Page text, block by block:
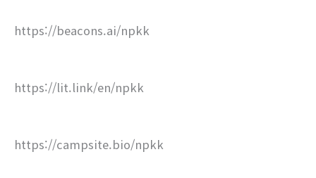
https://beacons.ai/npkk
https://lit.link/en/npkk
https://campsite.bio/npkk